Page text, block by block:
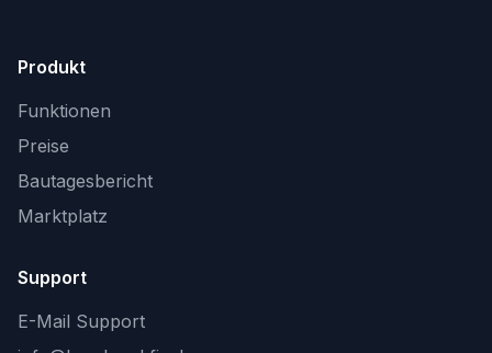
Produkt
Funktionen
Preise
Bautagesbericht
Marktplatz
Support
E-Mail Support